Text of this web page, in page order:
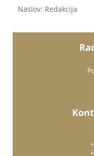
Naslov: Redakcija